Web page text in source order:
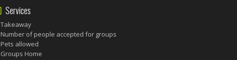
Services
Takeaway
Number of people accepted for groups
Pets allowed
Groups Home